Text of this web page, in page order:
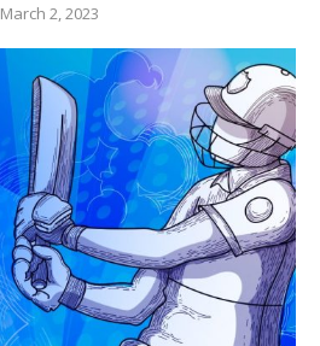
March 2, 2023